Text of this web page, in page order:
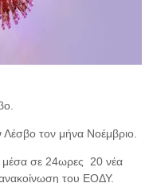
Λέσβο τον μήνα Νοέμβριο.
μέσα σε 24ωρες 20 νέα
του ΕΟΔΥ.